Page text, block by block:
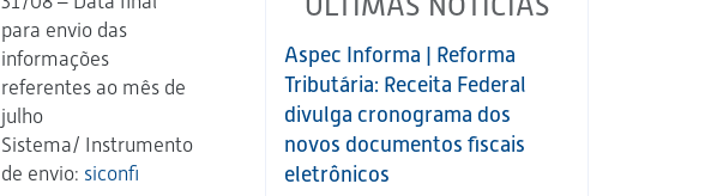
para envio das
informações
referentes ao mês de
julho
Sistema/ Instrumento
de envio: siconfi
Aspec Informa | Reforma
Tributária: Receita Federal
divulga cronograma dos
novos documentos fiscais
eletrônicos